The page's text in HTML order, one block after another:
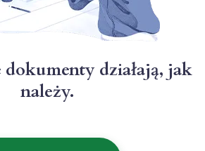
działają, jak
należy.